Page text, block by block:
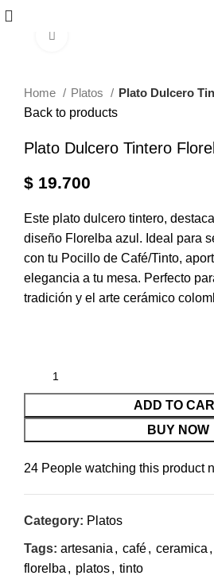
Home Platos
Plato Dulcero
Back to products
Plato Dulcero Tintero
$ 19.700
Este plato dulcero tintero,
diseño Florelba azul. Ideal para
con tu Pocillo de Café/Tinto,
elegancia a tu mesa. Perfecto
tradición y el arte cerámico
ADD TO
BUY NOW
24 People watching this product
Category: Platos
Tags: artesania , café, ceramica ,
florelba , platos, tinto